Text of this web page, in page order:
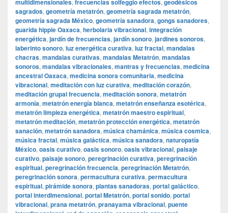
multidimensionales, frecuencias solfeggio efectos, geodésicos
sagrados, geometría metatrón, geometría sagrada metatrón,
geometría sagrada México, geometría sanadora, gongs sanadores,
guarida hippie Oaxaca, herbolaria vibracional, integración
energética, jardín de frecuencias, jardín sonoro, jardines sonoros,
laberinto sonoro, luz energética curativa, luz fractal, mandalas
chacras, mandalas curativas, mandalas Metatrón, mandalas
sonoros, mandalas vibracionales, mantras y frecuencias, medicina
ancestral Oaxaca, medicina sonora comunitaria, medicina
vibracional, meditación con luz curativa, meditación corazón,
meditación grupal frecuencia, meditación sonora, metatrón
armonía, metatrón energía blanca, metatrón enseñanza esotérica,
metatrón limpieza energética, metatrón maestro espiritual,
metatrón meditación, metatrón protección energética, metatrón
sanación, metatrón sanadora, música chamánica, música cosmica,
música fractal, música galáctica, música sanadora, naturopatía
México, oasis curativo, oasis sonoro, oasis vibracional, paisaje
curativo, paisaje sonoro, peregrinación curativa, peregrinación
espiritual, peregrinación frecuencia, peregrinación Metatrón,
peregrinación sonora, permacultura curativa, permacultura
espiritual, pirámide sonora, plantas sanadoras, portal galáctico,
portal interdimensional, portal Metatrón, portal sonido, portal
vibracional, prana metatrón, pranayama vibracional, puente